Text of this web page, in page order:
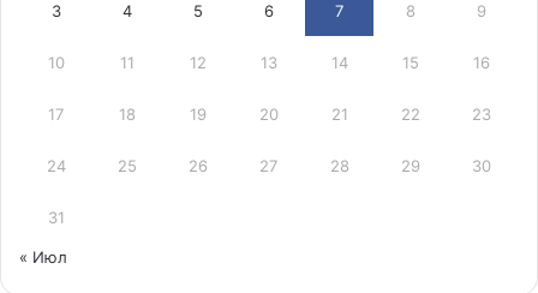
3 4 5 6 7 8 9
10 11 12 13 14 15 16
17 18 19 20 21 22 23
24 25 26 27 28 29 30
31
« Июл